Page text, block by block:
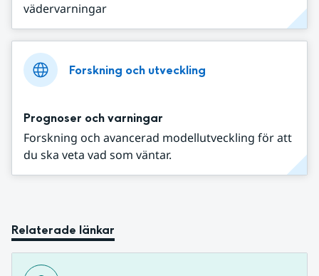
vädervarningar
Forskning och utveckling
Prognoser och varningar
Forskning och avancerad modellutveckling för att
du ska veta vad som väntar.
Relaterade länkar